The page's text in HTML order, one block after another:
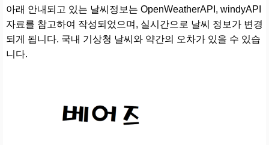
아래 안내되고 있는 날씨정보는 OpenWeatherAPI, windyAPI
자료를 참고하여 작성되었으며, 실시간으로 날씨 정보가 변경
되게 됩니다. 국내 기상청 날씨와 약간의 오차가 있을 수 있습
니다.